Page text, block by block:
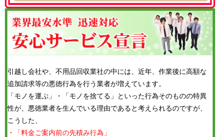
引越し会社や、不用品回収業社の中には、近年、作業後に高額な
追加請求等の悪徳行為を行う業者が増えています。
「モノを運ぶ」・「モノを捨てる」といった行為そのものの特異
性が、悪徳業者を生んでいる理由であると考えられるのですが、
こうした、
・「料金ご案内前の先積み行為」